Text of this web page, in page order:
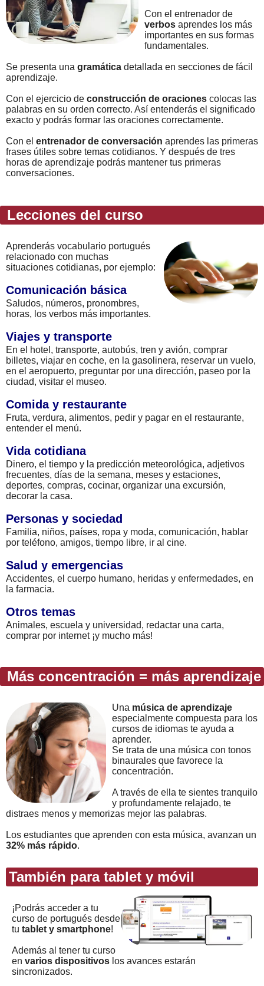
Con el entrenador de
verbos aprendes los más
importantes en sus formas
fundamentales.
Se presenta una gramática detallada en secciones de fácil
aprendizaje.
Con el ejercicio de construcción de oraciones colocas las
palabras en su orden correcto. Así entenderás el significado
exacto y podrás formar las oraciones correctamente.
Con el entrenador de conversación aprendes las primeras
frases útiles sobre temas cotidianos. Y después de tres
horas de aprendizaje podrás mantener tus primeras
conversaciones.
Lecciones del curso
Aprenderás vocabulario portugués
relacionado con muchas
situaciones cotidianas, por ejemplo:
Comunicación básica
Saludos, números, pronombres,
horas, los verbos más importantes.
Viajes y transporte
En el hotel, transporte, autobús, tren y avión, comprar
billetes, viajar en coche, en la gasolinera, reservar un vuelo,
en el aeropuerto, preguntar por una dirección, paseo por la
ciudad, visitar el museo.
Comida y restaurante
Fruta, verdura, alimentos, pedir y pagar en el restaurante,
entender el menú.
Vida cotidiana
Dinero, el tiempo y la predicción meteorológica, adjetivos
frecuentes, días de la semana, meses y estaciones,
deportes, compras, cocinar, organizar una excursión,
decorar la casa.
Personas y sociedad
Familia, niños, países, ropa y moda, comunicación, hablar
por teléfono, amigos, tiempo libre, ir al cine.
Salud y emergencias
Accidentes, el cuerpo humano, heridas y enfermedades, en
la farmacia.
Otros temas
Animales, escuela y universidad, redactar una carta,
comprar por internet ¡y mucho más!
Más concentración = más aprendizaje
Una música de aprendizaje
especialmente compuesta para los
cursos de idiomas te ayuda a
aprender.
Se trata de una música con tonos
binaurales que favorece la
concentración.
A través de ella te sientes tranquilo
y profundamente relajado, te
distraes menos y memorizas mejor las palabras.
Los estudiantes que aprenden con esta música, avanzan un
32% más rápido.
También para tablet y móvil
¡Podrás acceder a tu
curso de portugués desde
tu tablet y smartphone!
Además al tener tu curso
en varios dispositivos los avances estarán
sincronizados.